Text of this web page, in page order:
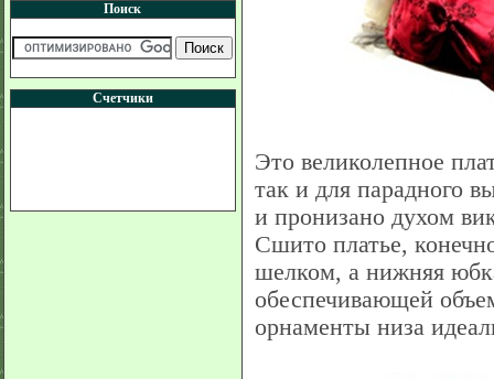
Поиск
Счетчики
Это великолепное
так и для парадного
и пронизано духом
Сшито платье,
шелком, а нижняя
обеспечивающей
орнаменты низа